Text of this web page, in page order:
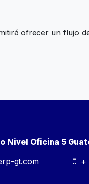
ofrecer un flujo
Oficina 5
gt.com +